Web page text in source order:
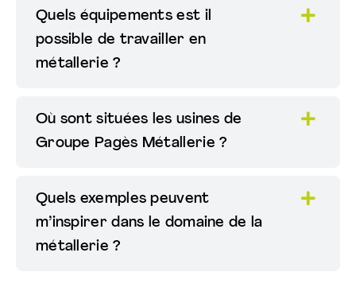
Quels équipements est il
possible de travailler en
métallerie ?
Où sont situées les usines de
Groupe Pagès Métallerie ?
Quels exemples peuvent
m’inspirer dans le domaine de la
métallerie ?